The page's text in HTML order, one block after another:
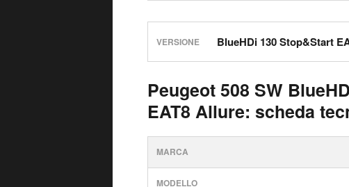
VERSIONE
Peugeot 508 SW
EAT8 Allure: scheda
MARCA
MODELLO